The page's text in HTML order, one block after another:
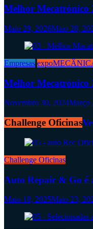
Melhor
Maio 29, 2026Maio 28,
Empresas
Melhor Mecatrónico
Novembro 30, 2024Março
Challenge Oficinas
Challenge Oficinas
Auto Repair & Go é
Maio 18, 2025Maio 23,